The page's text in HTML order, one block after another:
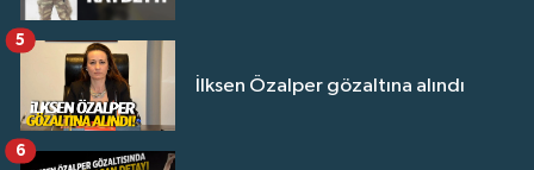
İlksen Özalper gözaltına alındı
5
6